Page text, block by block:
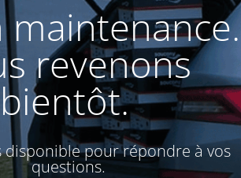
maintenance.
revenons
bientôt.
disponible pour répondre à vos
questions.